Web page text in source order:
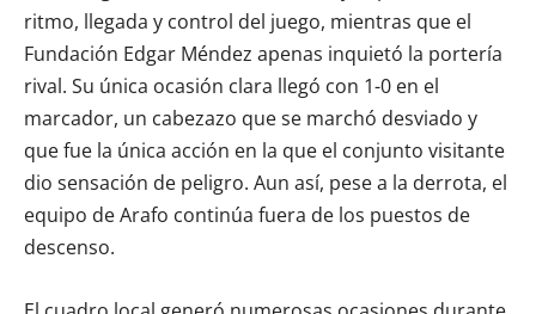
ritmo, llegada y control del juego, mientras que el
Fundación Edgar Méndez apenas inquietó la portería
rival. Su única ocasión clara llegó con 1-0 en el
marcador, un cabezazo que se marchó desviado y
que fue la única acción en la que el conjunto visitante
dio sensación de peligro. Aun así, pese a la derrota, el
equipo de Arafo continúa fuera de los puestos de
descenso.